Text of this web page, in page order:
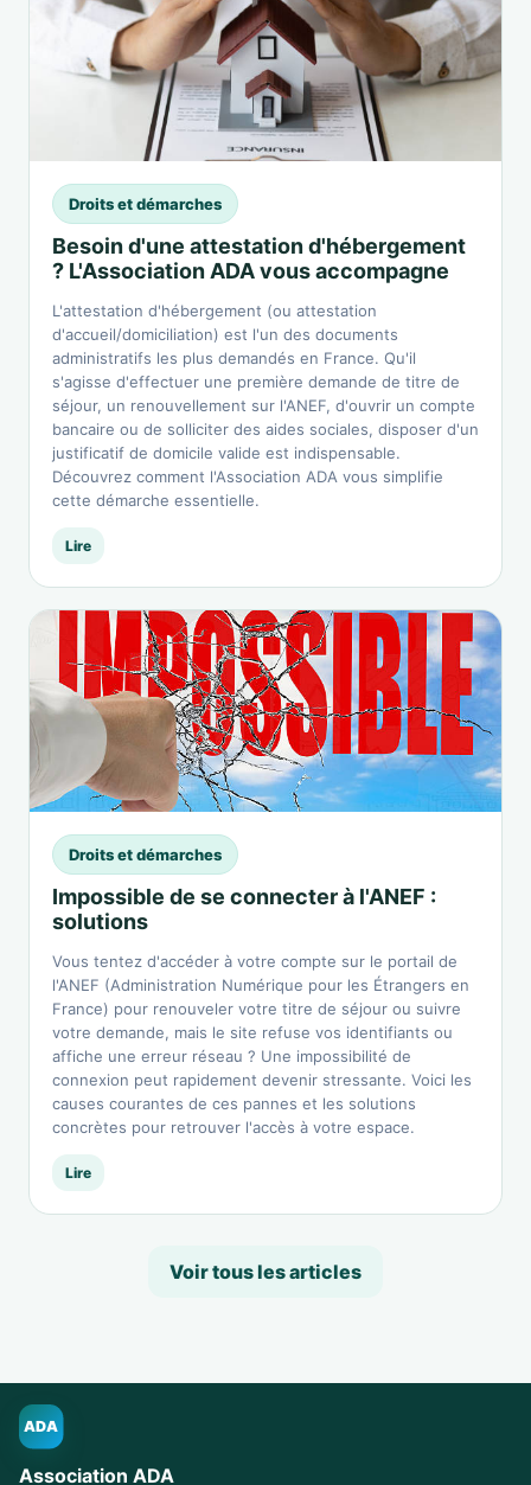
Droits et démarches
Besoin d'une attestation d'hébergement
? L'Association ADA vous accompagne
L'attestation d'hébergement (ou attestation
d'accueil/domiciliation) est l'un des documents
administratifs les plus demandés en France. Qu'il
s'agisse d'effectuer une première demande de titre de
séjour, un renouvellement sur l'ANEF, d'ouvrir un compte
bancaire ou de solliciter des aides sociales, disposer d'un
justificatif de domicile valide est indispensable.
Découvrez comment l'Association ADA vous simplifie
cette démarche essentielle.
Lire
Droits et démarches
Impossible de se connecter à l'ANEF :
solutions
Vous tentez d'accéder à votre compte sur le portail de
l'ANEF (Administration Numérique pour les Étrangers en
France) pour renouveler votre titre de séjour ou suivre
votre demande, mais le site refuse vos identifiants ou
affiche une erreur réseau ? Une impossibilité de
connexion peut rapidement devenir stressante. Voici les
causes courantes de ces pannes et les solutions
concrètes pour retrouver l'accès à votre espace.
Lire
Voir tous les articles
ADA
Association ADA